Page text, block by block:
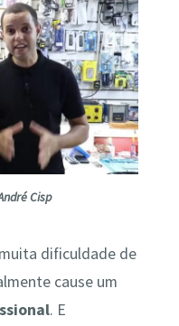
Cisp
dificuldade de
cause um
. E